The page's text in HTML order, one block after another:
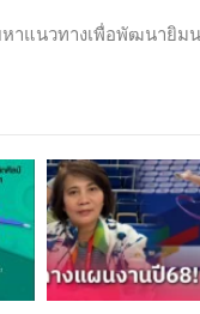
าแนวทางเพื่อพัฒนายิม